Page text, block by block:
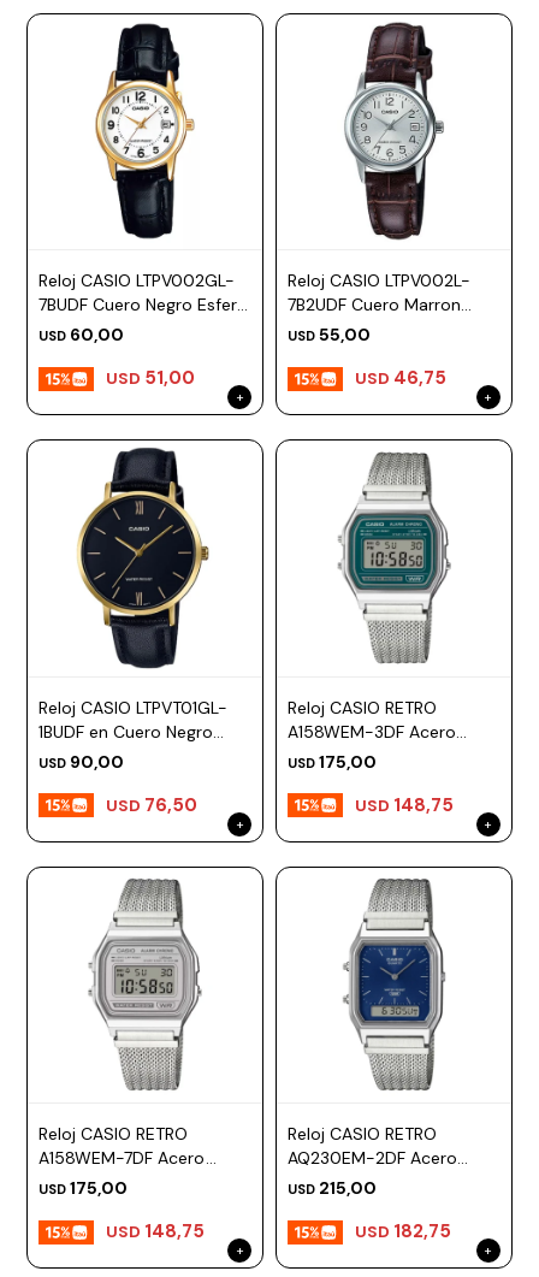
Reloj CASIO LTPV002GL-
7BUDF Cuero Negro Esfera
25mm
USD 60,00
USD 51,00
Reloj CASIO LTPV002L-
7B2UDF Cuero Marron
Esfera 25mm
USD 55,00
USD 46,75
Reloj CASIO LTPVT01GL-
1BUDF en Cuero Negro
Esfera 34mm
USD 90,00
USD 76,50
Reloj CASIO RETRO
A158WEM-3DF Acero
Plateado Esfera 33mm
USD 175,00
USD 148,75
Reloj CASIO RETRO
A158WEM-7DF Acero
Plateado Esfera 33mm
USD 175,00
USD 148,75
Reloj CASIO RETRO
AQ230EM-2DF Acero
Plateado Esfera 30mm
USD 215,00
USD 182,75